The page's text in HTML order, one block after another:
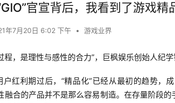
官宣背后，我看到了游戏精
年7月20日 6:02 下午 • 游戏业界
程，是理性与感性的合力”，巨枫娱乐创始人纪
户红利期过后，“精品化”已经从最初的趋势，
融合的产品并不是那么容易制造。在存量阶段